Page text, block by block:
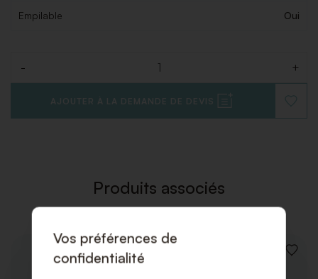
Empilable Oui
- +
AJOUTER À LA DEMANDE DE DEVIS
À
Produits associés
Vos préférences de
confidentialité